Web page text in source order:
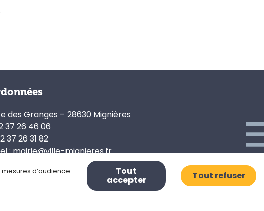
des Granges – 28630 Mignières
37 26 46 06
37 26 31 82
: mairie@ville-mignieres.fr
d’audience.
Tout
accepter Tout refuser